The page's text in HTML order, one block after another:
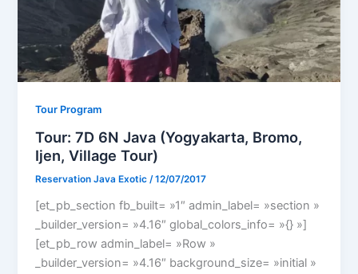
Tour Program
Tour: 7D 6N Java (Yogyakarta, Bromo,
Ijen, Village Tour)
Reservation Java Exotic/12/07/2017
[et_pb_section fb_built= »1″ admin_label= »section »
_builder_version= »4.16″ global_colors_info= »{} »]
[et_pb_row admin_label= »Row »
_builder_version= »4.16″ background_size= »initial »